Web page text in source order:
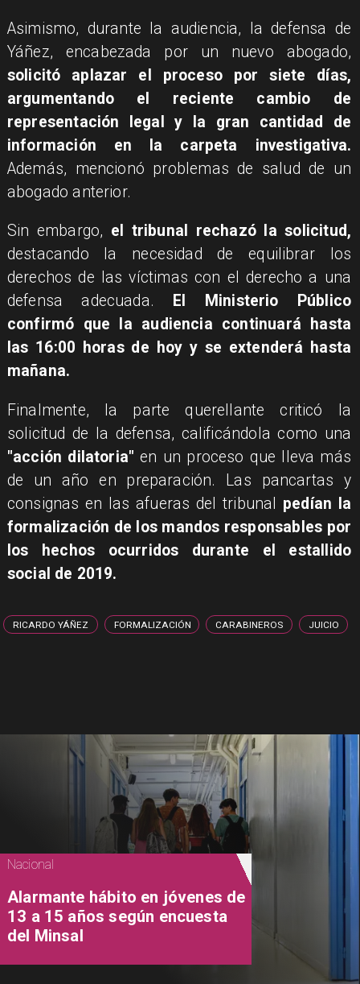
Asimismo, durante la audiencia, la defensa de
Yáñez, encabezada por un nuevo abogado,
solicitó aplazar el proceso por siete días,
argumentando el reciente cambio de
representación legal y la gran cantidad de
información en la carpeta investigativa.
Además, mencionó problemas de salud de un
abogado anterior.
Sin embargo, el tribunal rechazó la solicitud,
destacando la necesidad de equilibrar los
derechos de las víctimas con el derecho a una
defensa adecuada.
El Ministerio Público
confirmó que la audiencia continuará hasta
las 16:00 horas de hoy y se extenderá hasta
mañana.
Finalmente, la parte querellante criticó la
solicitud de la defensa, calificándola como una
"acción dilatoria" en un proceso que lleva más
de un año en preparación. Las pancartas y
consignas en las afueras del tribunal pedían la
formalización de los mandos responsables por
los hechos ocurridos durante el estallido
social de 2019.
RICARDO YÁÑEZ FORMALIZACIÓN CARABINEROS JUICIO
Nacional
Alarmante hábito en jóvenes de
13 a 15 años según encuesta
del Minsal